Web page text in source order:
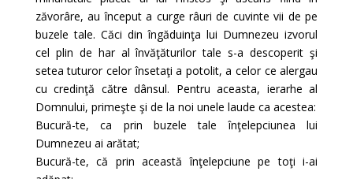
zăvorâre, au început a curge râuri de cuvinte vii de pe
buzele tale. Căci din îngăduinţa lui Dumnezeu izvorul
cel plin de har al învăţăturilor tale s-a descoperit şi
setea tuturor celor însetaţi a potolit, a celor ce alergau
cu credinţă către dânsul. Pentru aceasta, ierarhe al
Domnului, primeşte şi de la noi unele laude ca acestea:
Bucură-te, ca prin buzele tale înţelepciunea lui
Dumnezeu ai arătat;
Bucură-te, că prin această înţelepciune pe toţi i-ai